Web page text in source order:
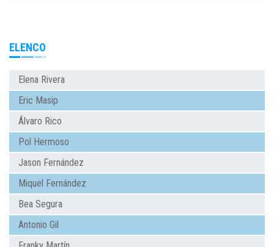
ELENCO
Elena Rivera
Eric Masip
Álvaro Rico
Pol Hermoso
Jason Fernández
Miquel Fernández
Bea Segura
Antonio Gil